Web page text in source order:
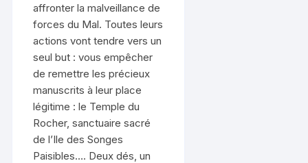
affronter la malveillance de
forces du Mal. Toutes leurs
actions vont tendre vers un
seul but : vous empêcher
de remettre les précieux
manuscrits à leur place
légitime : le Temple du
Rocher, sanctuaire sacré
de l’Ile des Songes
Paisibles…. Deux dés, un